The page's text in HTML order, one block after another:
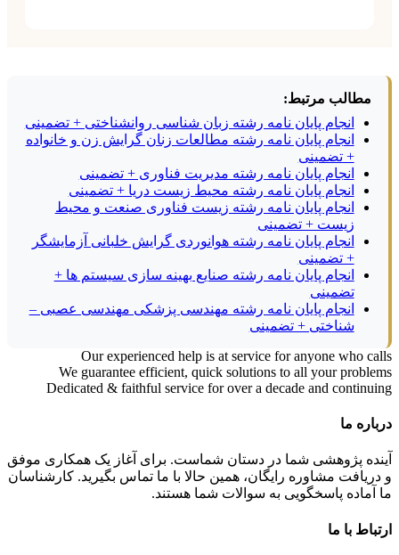
مطالب مرتبط:
انجام پایان نامه رشته زبان شناسی روانشناختی + تضمینی
انجام پایان نامه رشته مطالعات زنان گرایش زن و خانواده
+ تضمینی
انجام پایان نامه رشته مدیریت فناوری + تضمینی
انجام پایان نامه رشته محیط زیست دریا + تضمینی
انجام پایان نامه رشته زیست فناوری صنعت و محیط
زیست + تضمینی
انجام پایان نامه رشته هوانوردی گرایش خلبانی آزمایشگر
+ تضمینی
انجام پایان نامه رشته صنایع بهینه سازی سیستم ها +
تضمینی
انجام پایان نامه رشته مهندسی پزشکی مهندسی عصبی –
شناختی + تضمینی
Our experienced help is at service for anyone who calls
We guarantee efficient, quick solutions to all your problems
Dedicated & faithful service for over a decade and continuing
درباره ما
آینده پژوهشی شما در دستان شماست. برای آغاز یک همکاری موفق
و دریافت مشاوره رایگان، همین حالا با ما تماس بگیرید. کارشناسان
ما آماده پاسخگویی به سوالات شما هستند.
ارتباط با ما